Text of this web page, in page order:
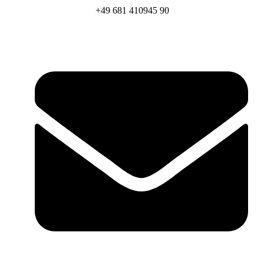
+49 681 410945 90